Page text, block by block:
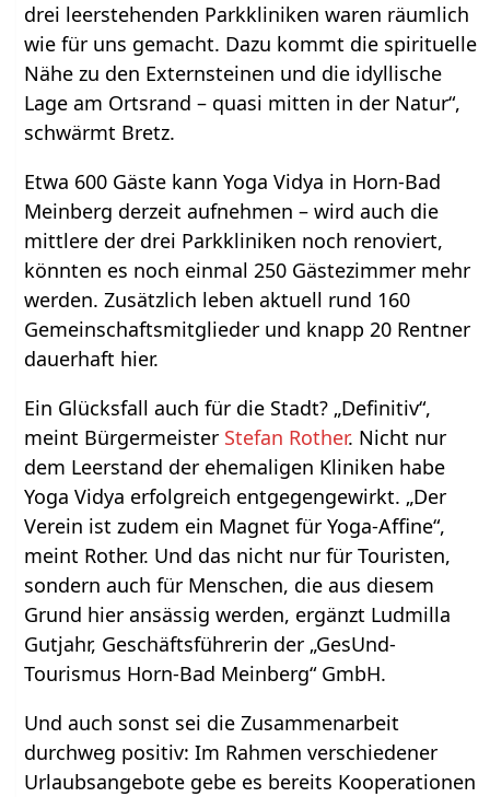
drei leerstehenden Parkkliniken waren räumlich
wie für uns gemacht. Dazu kommt die spirituelle
Nähe zu den Externsteinen und die idyllische
Lage am Ortsrand – quasi mitten in der Natur“,
schwärmt Bretz.
Etwa 600 Gäste kann Yoga Vidya in Horn-Bad
Meinberg derzeit aufnehmen – wird auch die
mittlere der drei Parkkliniken noch renoviert,
könnten es noch einmal 250 Gästezimmer mehr
werden. Zusätzlich leben aktuell rund 160
Gemeinschaftsmitglieder und knapp 20 Rentner
dauerhaft hier.
Ein Glücksfall auch für die Stadt? „Definitiv“,
meint Bürgermeister Stefan Rother. Nicht nur
dem Leerstand der ehemaligen Kliniken habe
Yoga Vidya erfolgreich entgegengewirkt. „Der
Verein ist zudem ein Magnet für Yoga-Affine“,
meint Rother. Und das nicht nur für Touristen,
sondern auch für Menschen, die aus diesem
Grund hier ansässig werden, ergänzt Ludmilla
Gutjahr, Geschäftsführerin der „GesUnd-
Tourismus Horn-Bad Meinberg“ GmbH.
Und auch sonst sei die Zusammenarbeit
durchweg positiv: Im Rahmen verschiedener
Urlaubsangebote gebe es bereits Kooperationen